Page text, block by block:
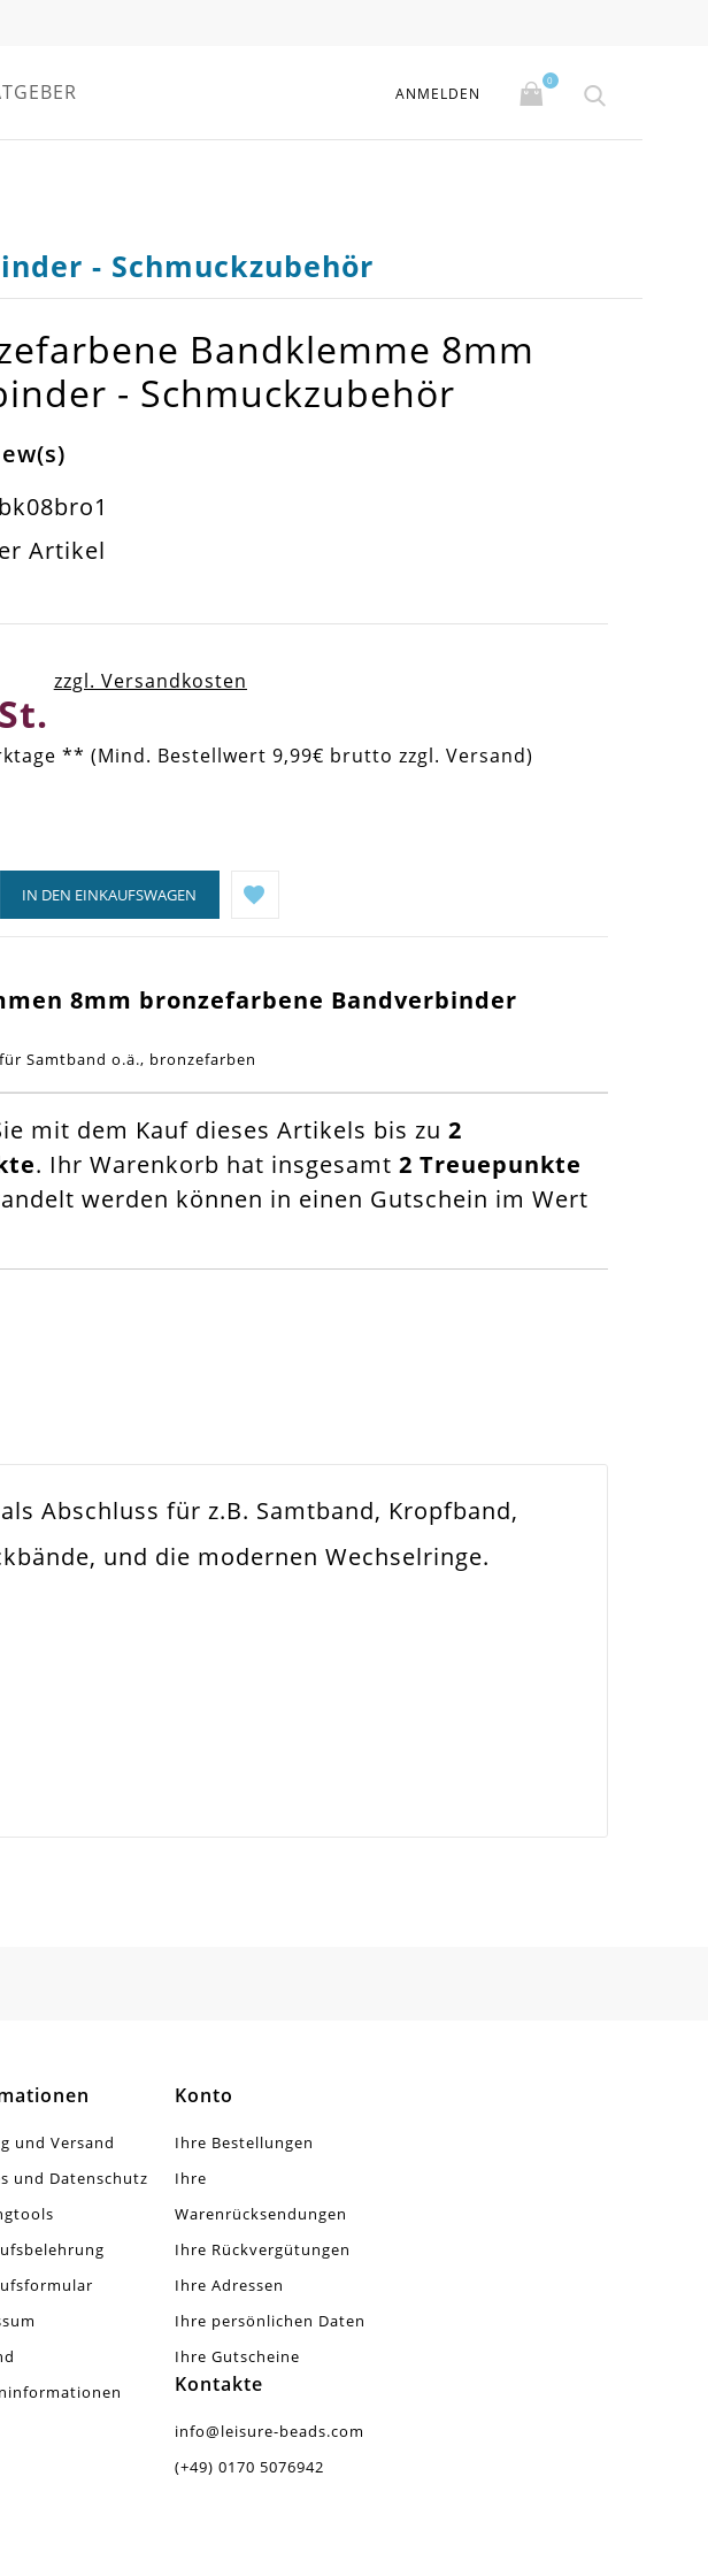
ANMELDEN
0
- Schmuckzubehör
Bandklemme 8mm
- Schmuckzubehör
Artikel
zzgl. Versandkosten
** (Mind. Bestellwert 9,99€ brutto zzgl. Versand)
IN DEN EINKAUFSWAGEN
8mm bronzefarbene Bandverbinder
Samtband o.ä., bronzefarben
mit dem Kauf dieses Artikels bis zu 2
. Ihr Warenkorb hat insgesamt 2 Treuepunkte
werden können in einen Gutschein im Wert
Taschenanhänger
Abschluss für z.B. Samtband, Kropfband,
und die modernen Wechselringe.
und Versand
und Datenschutz
Konto
Ihre Bestellungen
Ihre
Warenrücksendungen
Ihre Rückvergütungen
Ihre Adressen
Ihre persönlichen Daten
Ihre Gutscheine
Kontakte
info@leisure-beads.com
(+49) 0170 5076942